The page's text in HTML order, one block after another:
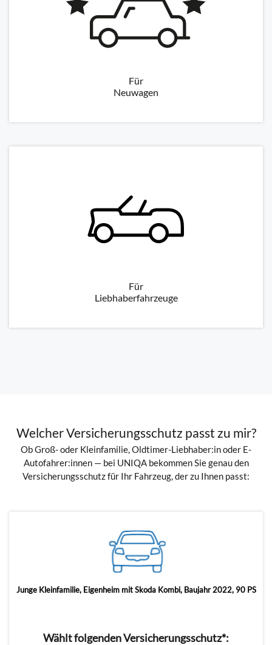
Für
Neuwagen
Für
Liebhaberfahrzeuge
Welcher Versicherungsschutz passt zu mir?
Ob Groß- oder Kleinfamilie, Oldtimer-Liebhaber:in oder E-
Autofahrer:innen — bei UNIQA bekommen Sie genau den
Versicherungsschutz für Ihr Fahrzeug, der zu Ihnen passt:
Junge Kleinfamilie, Eigenheim mit Skoda Kombi, Baujahr 2022, 90 PS
Wählt folgenden Versicherungsschutz*: